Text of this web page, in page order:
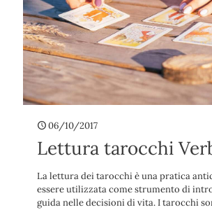
06/10/2017
Lettura tarocchi
La lettura dei tarocchi è una pratica
essere utilizzata come strumento di
guida nelle decisioni di vita. I tarocchi